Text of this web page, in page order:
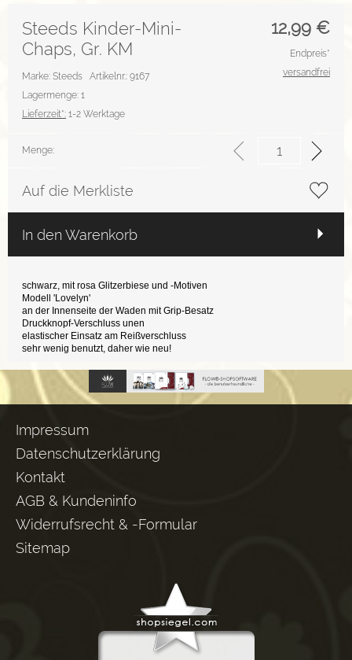
12,99 €
Steeds Kinder-Mini-
Chaps, Gr. KM
Marke: Steeds Artikelnr.: 9167
Lagermenge: 1
Lieferzeit*: 1-2 Werktage
Endpreis*
versandfrei
Menge:
Auf die Merkliste
In den Warenkorb
schwarz, mit rosa Glitzerbiese und -Motiven
Modell 'Lovelyn'
an der Innenseite der Waden mit Grip-Besatz
Druckknopf-Verschluss unen
elastischer Einsatz am Reißverschluss
sehr wenig benutzt, daher wie neu!
Impressum
Datenschutzerklärung
Kontakt
AGB & Kundeninfo
Widerrufsrecht & -Formular
Sitemap